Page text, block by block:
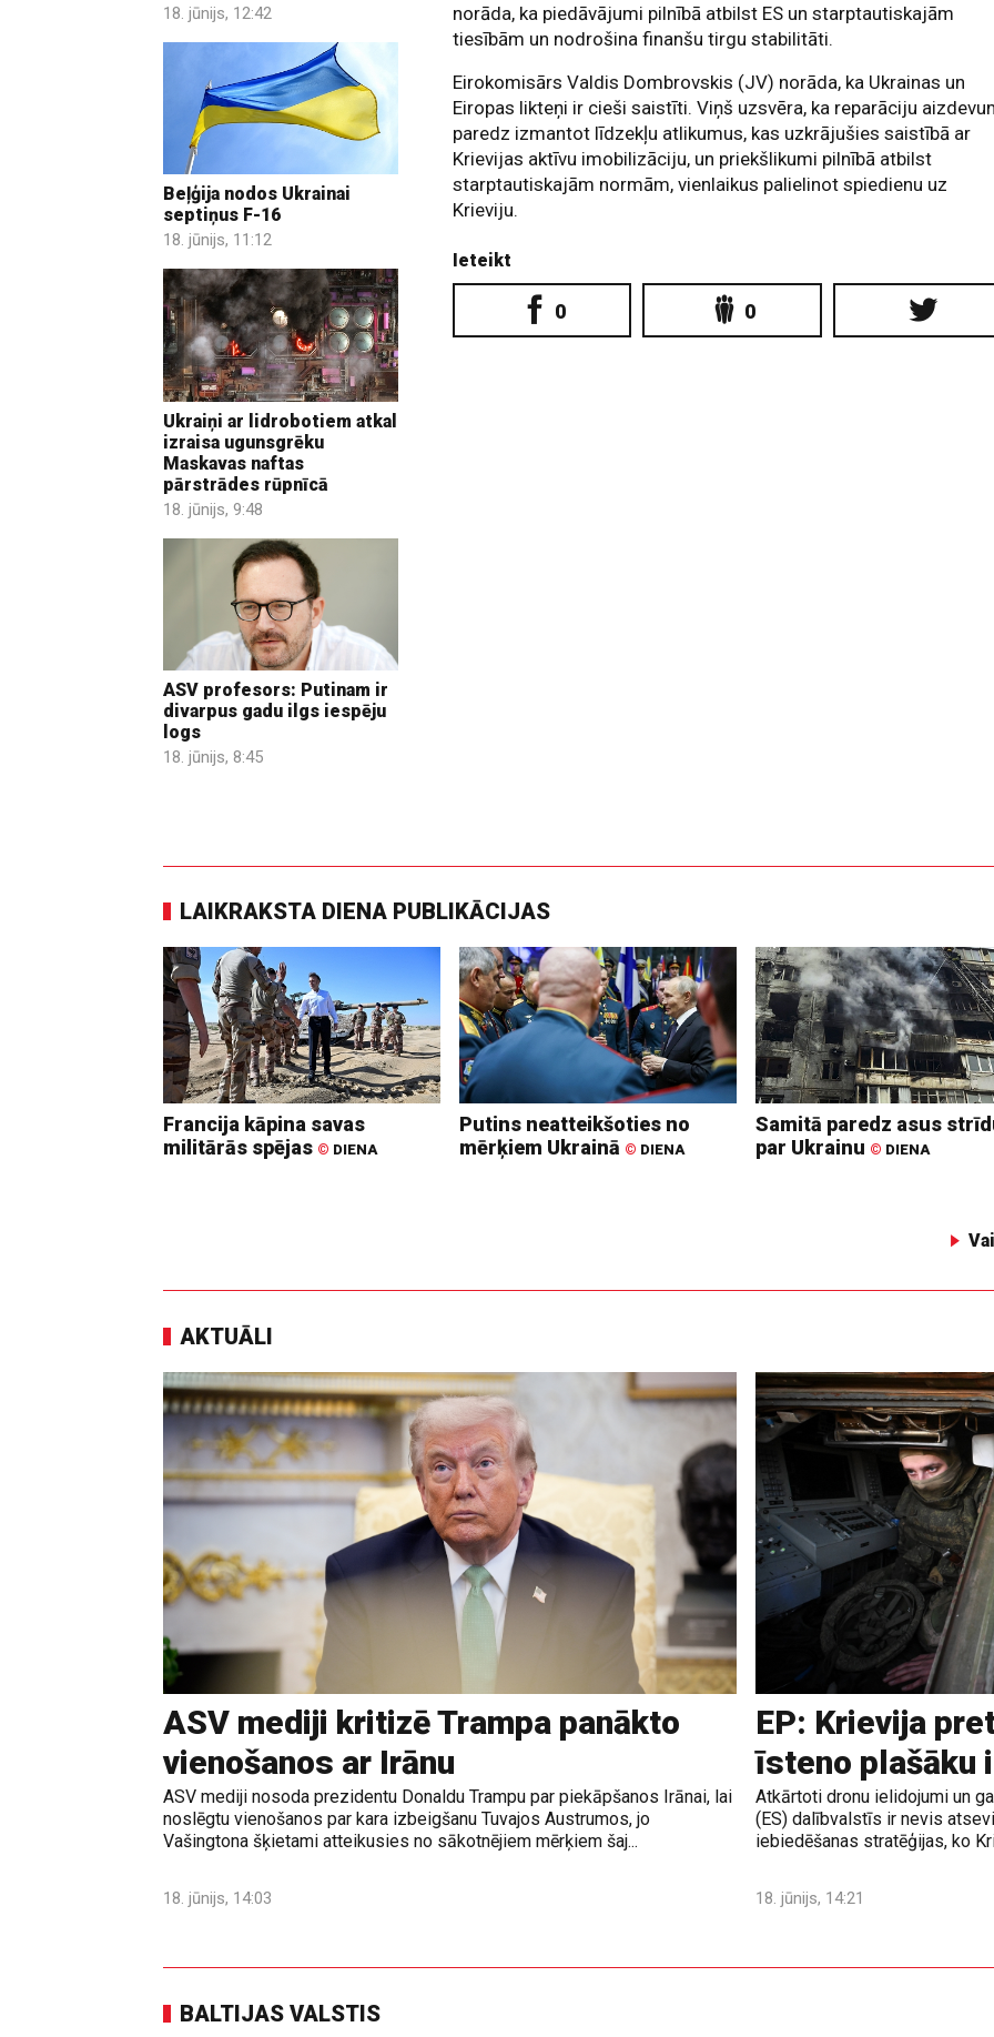
18. jūnijs, 12:42
Beļģija nodos Ukrainai
septiņus F-16
18. jūnijs, 11:12
Ukraiņi ar lidrobotiem atkal
izraisa ugunsgrēku
Maskavas naftas
pārstrādes rūpnīcā
18. jūnijs, 9:48
ASV profesors: Putinam ir
divarpus gadu ilgs iespēju
logs
18. jūnijs, 8:45
norāda, ka piedāvājumi pilnībā atbilst ES un starptautiskajām
tiesībām un nodrošina finanšu tirgu stabilitāti.
Eirokomisārs Valdis Dombrovskis (JV) norāda, ka Ukrainas un
Eiropas likteņi ir cieši saistīti. Viņš uzsvēra, ka reparāciju
paredz izmantot līdzekļu atlikumus, kas uzkrājušies saistībā ar
Krievijas aktīvu imobilizāciju, un priekšlikumi pilnībā atbilst
starptautiskajām normām, vienlaikus palielinot spiedienu uz
Krieviju.
Ieteikt
0 0
LAIKRAKSTA DIENA PUBLIKĀCIJAS
Francija kāpina savas
militārās spējas © DIENA
Putins neatteikšoties no
mērķiem Ukrainā © DIENA
Samitā paredz asus
par Ukrainu © DIENA
AKTUĀLI
ASV mediji kritizē Trampa panākto
vienošanos ar Irānu
ASV mediji nosoda prezidentu Donaldu Trampu par piekāpšanos Irānai, lai
noslēgtu vienošanos par kara izbeigšanu Tuvajos Austrumos, jo
Vašingtona šķietami atteikusies no sākotnējiem mērķiem šaj...
18. jūnijs, 14:03
EP: Krievija
īsteno plašāku
Atkārtoti dronu ielidojumi un
(ES) dalībvalstīs ir nevis
iebiedēšanas stratēģijas, ko
18. jūnijs, 14:21
BALTIJAS VALSTIS